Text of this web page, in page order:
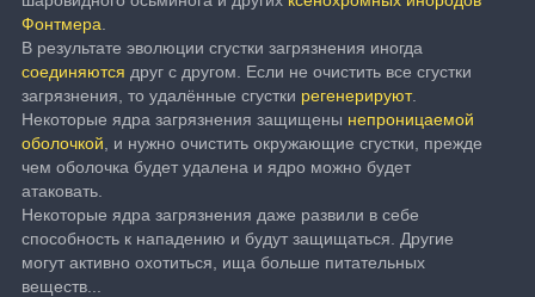
Фонтмера
соединяются друг с другом. Если не очистить все сгустки
загрязнения, то удалённые сгустки регенерируют.
Некоторые ядра загрязнения защищены непроницаемой
оболочкой , и нужно очистить окружающие сгустки, прежде
чем оболочка будет удалена и ядро можно будет
атаковать.
Некоторые ядра загрязнения даже развили в себе
способность к нападению и будут защищаться. Другие
могут активно охотиться, ища больше питательных
веществ...